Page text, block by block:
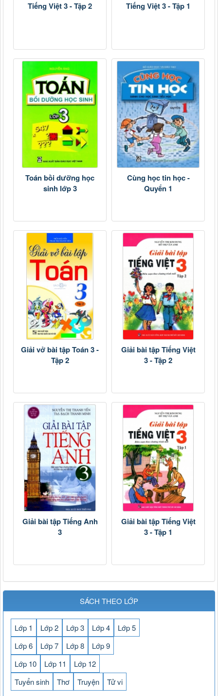
Tiếng Việt 3 - Tập 2 Tiếng Việt 3 - Tập 1
Toán bồi dưỡng học
sinh lớp 3
Cùng học tin học -
Quyển 1
Giải vở bài tập Toán 3 -
Tập 2
Giải bài tập Tiếng Việt
3 - Tập 2
Giải bài tập Tiếng Anh
3
Giải bài tập Tiếng Việt
3 - Tập 1
SÁCH THEO LỚP
Lớp 1 Lớp 2 Lớp 3 Lớp 4
Lớp 5
Lớp 6
Lớp 7 Lớp 8
Lớp 9
Lớp 10
Lớp 11
Lớp 12
Tuyển sinh
Thơ Truyện Tử vi